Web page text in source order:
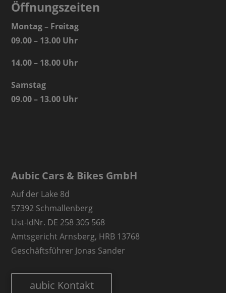
Öffnungszeiten
Montag – Freitag
09.00 – 13.00 Uhr
14.00 – 18.00 Uhr
Samstag
09.00 – 13.00 Uhr
Aubic Cars & Bikes GmbH
Auf der Lake 8d
57392 Schmallenberg
Ust-IdNr. DE 258 305 568
Amtsgericht Arnsberg, HRB 13768
Geschäftsführer Jonas Sander
aubic Kontakt